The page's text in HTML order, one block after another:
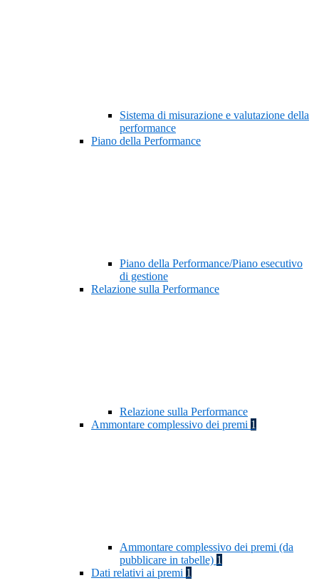
Sistema di misurazione e valutazione della
performance
Piano della Performance
Piano della Performance/Piano esecutivo
di gestione
Relazione sulla Performance
Relazione sulla Performance
Ammontare complessivo dei premi 1
Ammontare complessivo dei premi (da
pubblicare in tabelle) 1
Dati relativi ai premi 1